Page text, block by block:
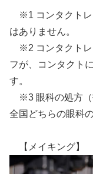
※1 コンタクトレ
はありません。
※2 コンタクトレ
フが、コンタクト
す。
※3 眼科の処方（
全国どちらの眼科
【メイキング】